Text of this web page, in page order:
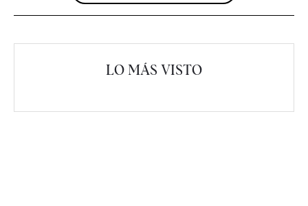
LO MÁS VISTO